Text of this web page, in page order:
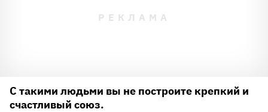
С такими людьми вы не построите крепкий и
счастливый союз.